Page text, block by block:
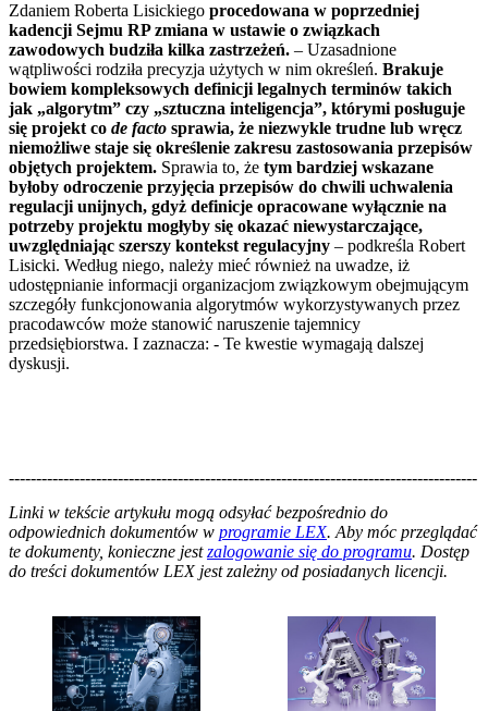
Zdaniem Roberta Lisickiego procedowana w poprzedniej
kadencji Sejmu RP zmiana w ustawie o związkach
zawodowych budziła kilka zastrzeżeń. – Uzasadnione
wątpliwości rodziła precyzja użytych w nim określeń. Brakuje
bowiem kompleksowych definicji legalnych terminów takich
jak „algorytm” czy „sztuczna inteligencja”, którymi posługuje
się projekt co de facto sprawia, że niezwykle trudne lub wręcz
niemożliwe staje się określenie zakresu zastosowania przepisów
objętych projektem. Sprawia to, że tym bardziej wskazane
byłoby odroczenie przyjęcia przepisów do chwili uchwalenia
regulacji unijnych, gdyż definicje opracowane wyłącznie na
potrzeby projektu mogłyby się okazać niewystarczające,
uwzględniając szerszy kontekst regulacyjny – podkreśla Robert
Lisicki. Według niego, należy mieć również na uwadze, iż
udostępnianie informacji organizacjom związkowym obejmującym
szczegóły funkcjonowania algorytmów wykorzystywanych przez
pracodawców może stanowić naruszenie tajemnicy
przedsiębiorstwa. I zaznacza: - Te kwestie wymagają dalszej
dyskusji.
--------------------------------------------------------------------------------------
Linki w tekście artykułu mogą odsyłać bezpośrednio do
odpowiednich dokumentów w programie LEX. Aby móc przeglądać
te dokumenty, konieczne jestzalogowanie się do programu. Dostęp
do treści dokumentów LEX jest zależny od posiadanych licencji.